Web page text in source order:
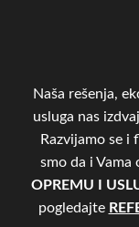
Naša rešenja,
usluga nas
Razvijamo se i
smo da i
OPREMU I
pogledajte